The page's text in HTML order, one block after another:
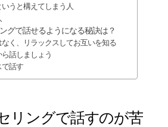
うと構えてしまう人
グで話せるようになる秘訣は？
く、リラックスしてお互いを知る
話しましょう
で話す
リングで話すのが苦